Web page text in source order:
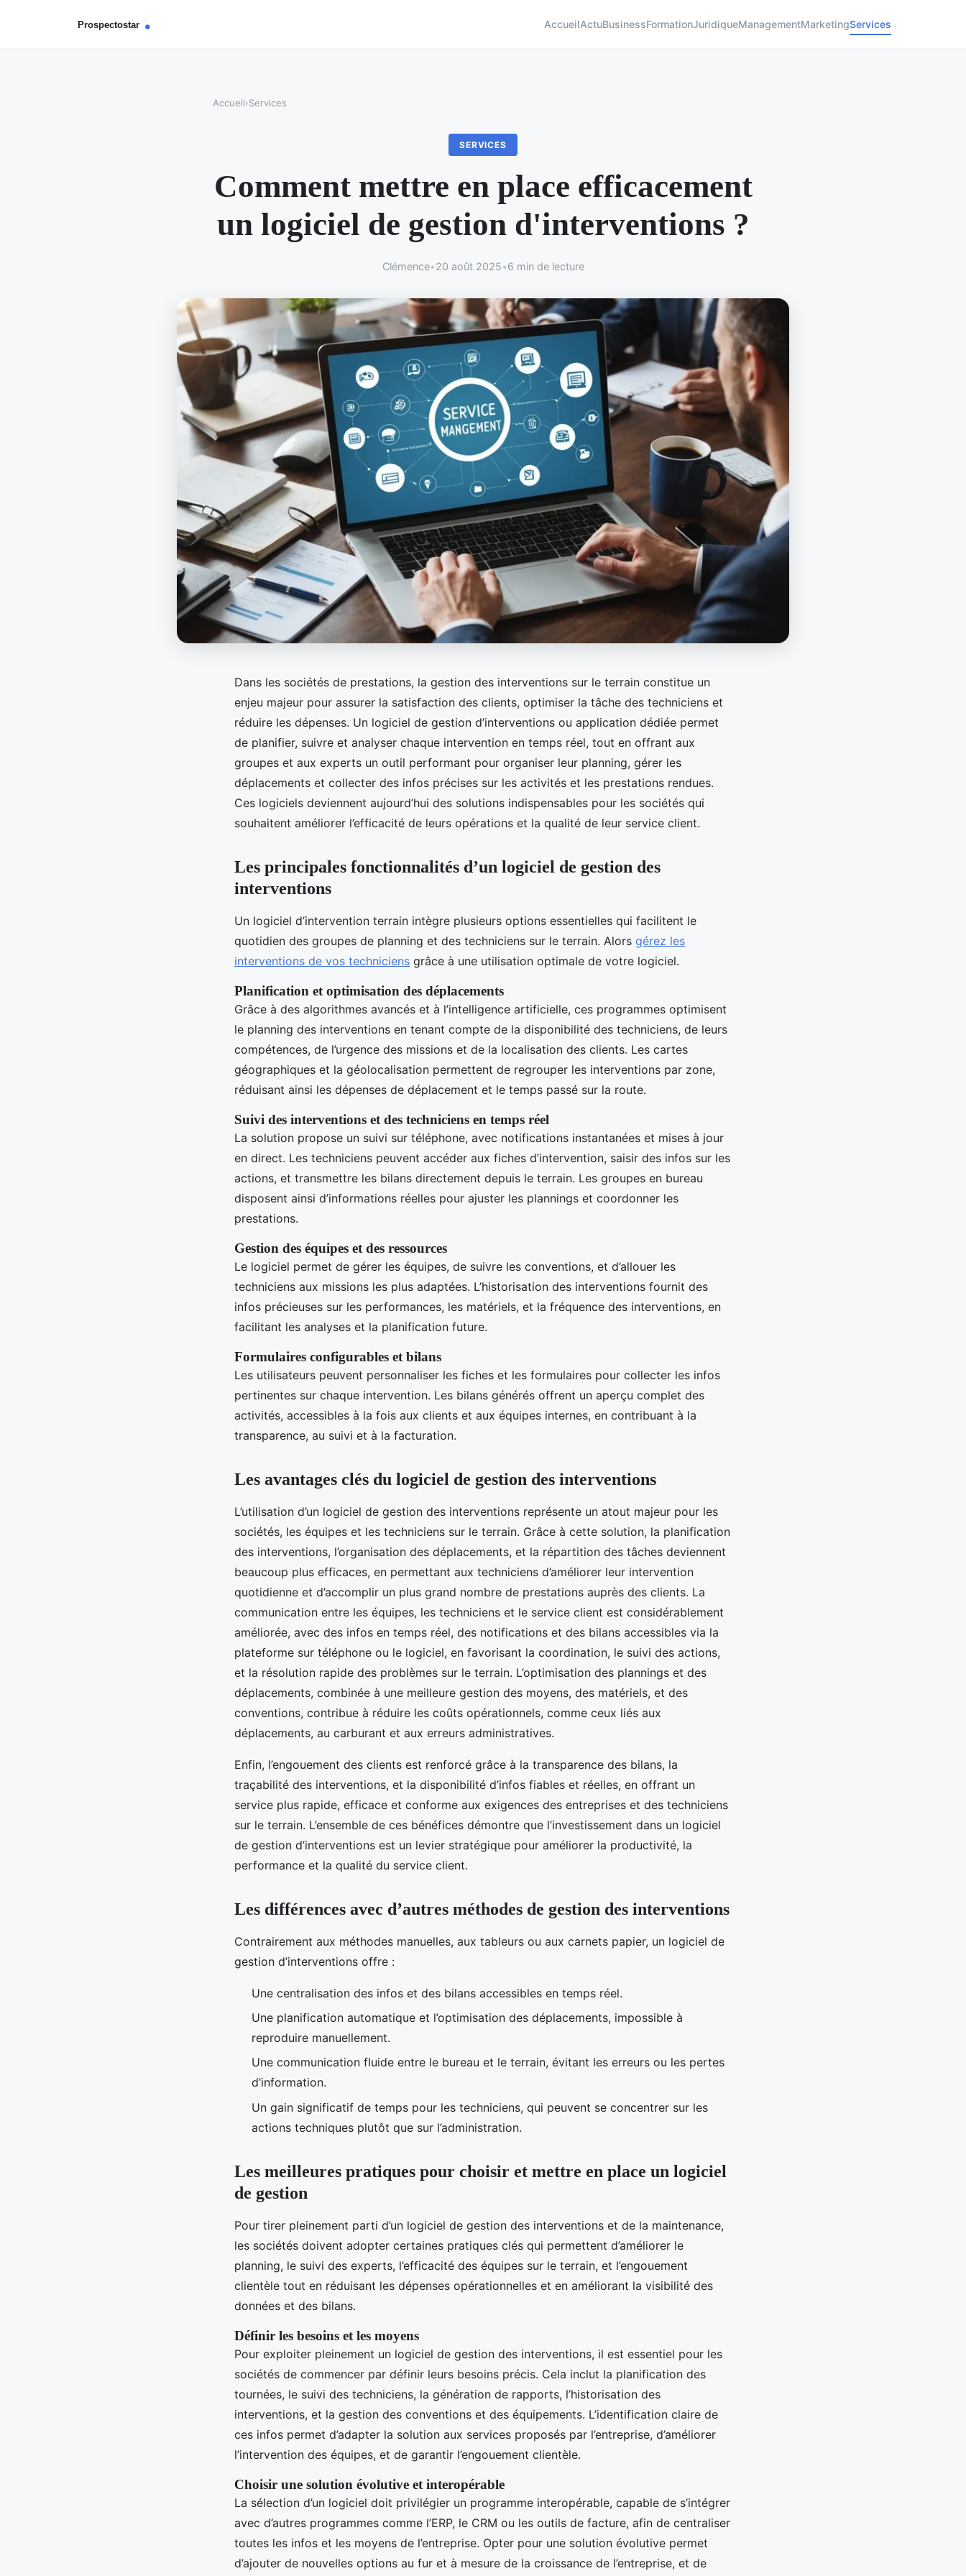
AccueilActuBusinessFormationJuridiqueManagementMarketingServices
Accueil›Services
SERVICES
Comment mettre en place efficacement
un logiciel de gestion d'interventions ?
Clémence•20 août 2025•6 min de lecture
Dans les sociétés de prestations, la gestion des interventions sur le terrain constitue un
enjeu majeur pour assurer la satisfaction des clients, optimiser la tâche des techniciens et
réduire les dépenses. Un logiciel de gestion d’interventions ou application dédiée permet
de planifier, suivre et analyser chaque intervention en temps réel, tout en offrant aux
groupes et aux experts un outil performant pour organiser leur planning, gérer les
déplacements et collecter des infos précises sur les activités et les prestations rendues.
Ces logiciels deviennent aujourd’hui des solutions indispensables pour les sociétés qui
souhaitent améliorer l’efficacité de leurs opérations et la qualité de leur service client.
Les principales fonctionnalités d’un logiciel de gestion des
interventions
Un logiciel d’intervention terrain intègre plusieurs options essentielles qui facilitent le
quotidien des groupes de planning et des techniciens sur le terrain. Alors gérez les
interventions de vos techniciens grâce à une utilisation optimale de votre logiciel.
Planification et optimisation des déplacements
Grâce à des algorithmes avancés et à l’intelligence artificielle, ces programmes optimisent
le planning des interventions en tenant compte de la disponibilité des techniciens, de leurs
compétences, de l’urgence des missions et de la localisation des clients. Les cartes
géographiques et la géolocalisation permettent de regrouper les interventions par zone,
réduisant ainsi les dépenses de déplacement et le temps passé sur la route.
Suivi des interventions et des techniciens en temps réel
La solution propose un suivi sur téléphone, avec notifications instantanées et mises à jour
en direct. Les techniciens peuvent accéder aux fiches d’intervention, saisir des infos sur les
actions, et transmettre les bilans directement depuis le terrain. Les groupes en bureau
disposent ainsi d’informations réelles pour ajuster les plannings et coordonner les
prestations.
Gestion des équipes et des ressources
Le logiciel permet de gérer les équipes, de suivre les conventions, et d’allouer les
techniciens aux missions les plus adaptées. L’historisation des interventions fournit des
infos précieuses sur les performances, les matériels, et la fréquence des interventions, en
facilitant les analyses et la planification future.
Formulaires configurables et bilans
Les utilisateurs peuvent personnaliser les fiches et les formulaires pour collecter les infos
pertinentes sur chaque intervention. Les bilans générés offrent un aperçu complet des
activités, accessibles à la fois aux clients et aux équipes internes, en contribuant à la
transparence, au suivi et à la facturation.
Les avantages clés du logiciel de gestion des interventions
L’utilisation d’un logiciel de gestion des interventions représente un atout majeur pour les
sociétés, les équipes et les techniciens sur le terrain. Grâce à cette solution, la planification
des interventions, l’organisation des déplacements, et la répartition des tâches deviennent
beaucoup plus efficaces, en permettant aux techniciens d’améliorer leur intervention
quotidienne et d’accomplir un plus grand nombre de prestations auprès des clients. La
communication entre les équipes, les techniciens et le service client est considérablement
améliorée, avec des infos en temps réel, des notifications et des bilans accessibles via la
plateforme sur téléphone ou le logiciel, en favorisant la coordination, le suivi des actions,
et la résolution rapide des problèmes sur le terrain. L’optimisation des plannings et des
déplacements, combinée à une meilleure gestion des moyens, des matériels, et des
conventions, contribue à réduire les coûts opérationnels, comme ceux liés aux
déplacements, au carburant et aux erreurs administratives.
Enfin, l’engouement des clients est renforcé grâce à la transparence des bilans, la
traçabilité des interventions, et la disponibilité d’infos fiables et réelles, en offrant un
service plus rapide, efficace et conforme aux exigences des entreprises et des techniciens
sur le terrain. L’ensemble de ces bénéfices démontre que l’investissement dans un logiciel
de gestion d’interventions est un levier stratégique pour améliorer la productivité, la
performance et la qualité du service client.
Les différences avec d’autres méthodes de gestion des interventions
Contrairement aux méthodes manuelles, aux tableurs ou aux carnets papier, un logiciel de
gestion d’interventions offre :
Une centralisation des infos et des bilans accessibles en temps réel.
Une planification automatique et l’optimisation des déplacements, impossible à
reproduire manuellement.
Une communication fluide entre le bureau et le terrain, évitant les erreurs ou les pertes
d’information.
Un gain significatif de temps pour les techniciens, qui peuvent se concentrer sur les
actions techniques plutôt que sur l’administration.
Les meilleures pratiques pour choisir et mettre en place un logiciel
de gestion
Pour tirer pleinement parti d’un logiciel de gestion des interventions et de la maintenance,
les sociétés doivent adopter certaines pratiques clés qui permettent d’améliorer le
planning, le suivi des experts, l’efficacité des équipes sur le terrain, et l’engouement
clientèle tout en réduisant les dépenses opérationnelles et en améliorant la visibilité des
données et des bilans.
Définir les besoins et les moyens
Pour exploiter pleinement un logiciel de gestion des interventions, il est essentiel pour les
sociétés de commencer par définir leurs besoins précis. Cela inclut la planification des
tournées, le suivi des techniciens, la génération de rapports, l’historisation des
interventions, et la gestion des conventions et des équipements. L’identification claire de
ces infos permet d’adapter la solution aux services proposés par l’entreprise, d’améliorer
l’intervention des équipes, et de garantir l’engouement clientèle.
Choisir une solution évolutive et interopérable
La sélection d’un logiciel doit privilégier un programme interopérable, capable de s’intégrer
avec d’autres programmes comme l’ERP, le CRM ou les outils de facture, afin de centraliser
toutes les infos et les moyens de l’entreprise. Opter pour une solution évolutive permet
d’ajouter de nouvelles options au fur et à mesure de la croissance de l’entreprise, et de